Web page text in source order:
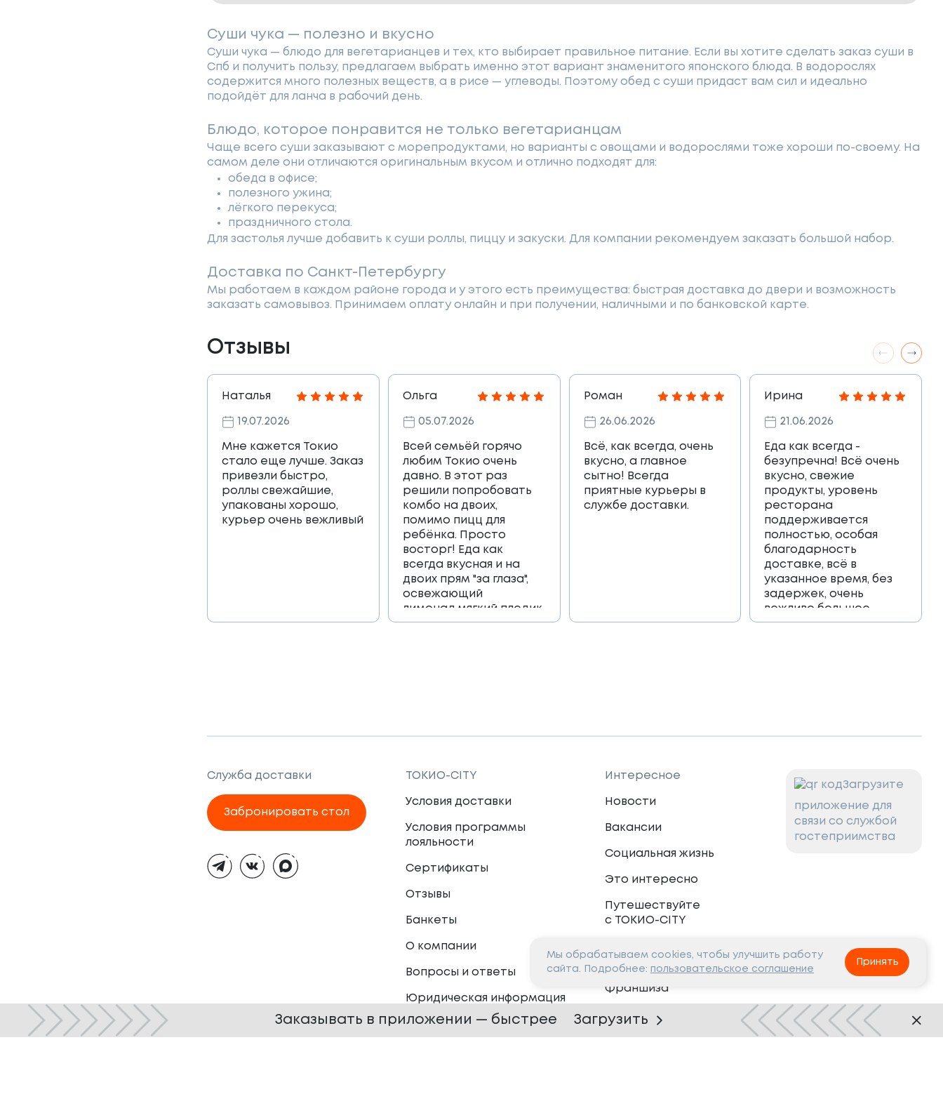
Суши чука — полезно и вкусно
Суши чука — блюдо для вегетарианцев и тех, кто выбирает правильное питание. Если вы хотите сделать заказ суши в
Спб и получить пользу, предлагаем выбрать именно этот вариант знаменитого японского блюда. В водорослях
содержится много полезных веществ, а в рисе — углеводы. Поэтому обед с суши придаст вам сил и идеально
подойдёт для ланча в рабочий день.
Блюдо, которое понравится не только вегетарианцам
Чаще всего суши заказывают с морепродуктами, но варианты с овощами и водорослями тоже хороши по-своему. На
самом деле они отличаются оригинальным вкусом и отлично подходят для:
обеда в офисе;
полезного ужина;
лёгкого перекуса;
праздничного стола.
Для застолья лучше добавить к суши роллы, пиццу и закуски. Для компании рекомендуем заказать большой набор.
Доставка по Санкт-Петербургу
Мы работаем в каждом районе города и у этого есть преимущества: быстрая доставка до двери и возможность
заказать самовывоз. Принимаем оплату онлайн и при получении, наличными и по банковской карте.
Отзывы
Наталья
19.07.2026
Мне кажется Токио
стало еще лучше. Заказ
привезли быстро,
роллы свежайшие,
упакованы хорошо,
курьер очень вежливый
Ольга
05.07.2026
Всей семьёй горячо
любим Токио очень
давно. В этот раз
решили попробовать
комбо на двоих,
помимо пицц для
ребёнка. Просто
восторг! Еда как
всегда вкусная и на
двоих прям "за глаза",
освежающий
лимонад,мягкий пледик
для пикника,и коробка
Роман
26.06.2026
Всё, как всегда, очень
вкусно, а главное
сытно! Всегда
приятные курьеры в
службе доставки.
Ирина
21.06.2026
Еда как всегда -
безупречна! Всё очень
вкусно, свежие
продукты, уровень
ресторана
поддерживается
полностью, особая
благодарность
доставке, всё в
указанное время, без
задержек, очень
вежливо большое
спасибо!!!
Служба доставки
Забронировать стол
тема
ТОКИО-CITY
Условия доставки
Условия программы
лояльности
Сертификаты
Отзывы
Банкеты
О компании
Вопросы и ответы
Юридическая информация
Интересное
Новости
Вакансии
Социальная жизнь
Это интересно
Путешествуйте
с ТОКИО-CITY
Партнёрам
Франшиза
Сотрудничество
Загрузите
приложение для
связи со службой
гостеприимства
Мы обрабатываем cookies, чтобы улучшить работу
сайта. Подробнее: пользовательское соглашение
Принять
Заказывать в приложении — быстрее Загрузить